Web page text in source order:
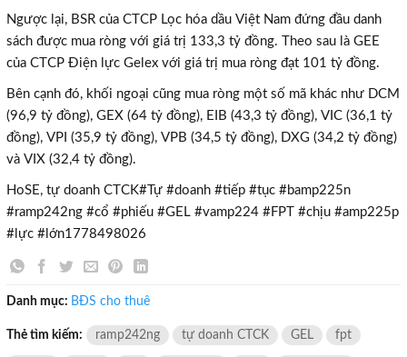
Ngược lại, BSR của CTCP Lọc hóa dầu Việt Nam đứng đầu danh
sách được mua ròng với giá trị 133,3 tỷ đồng. Theo sau là GEE
của CTCP Điện lực Gelex với giá trị mua ròng đạt 101 tỷ đồng.
Bên cạnh đó, khối ngoại cũng mua ròng một số mã khác như DCM
(96,9 tỷ đồng), GEX (64 tỷ đồng), EIB (43,3 tỷ đồng), VIC (36,1 tỷ
đồng), VPI (35,9 tỷ đồng), VPB (34,5 tỷ đồng), DXG (34,2 tỷ đồng)
và VIX (32,4 tỷ đồng).
HoSE, tự doanh CTCK#Tự #doanh #tiếp #tục #bamp225n
#ramp242ng #cổ #phiếu #GEL #vamp224 #FPT #chịu #amp225p
#lực #lớn1778498026
Danh mục: BĐS cho thuê
Thẻ tìm kiếm: ramp242ng tự doanh CTCK GEL fpt